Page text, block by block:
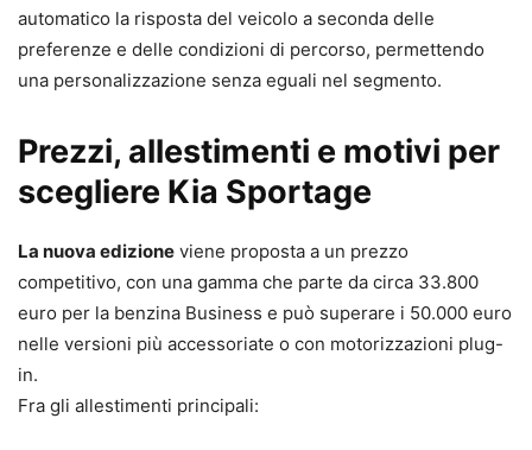
automatico la risposta del veicolo a seconda delle
preferenze e delle condizioni di percorso, permettendo
una personalizzazione senza eguali nel segmento.
Prezzi, allestimenti e motivi per
scegliere Kia Sportage
La nuova edizione viene proposta a un prezzo
competitivo, con una gamma che parte da circa 33.800
euro per la benzina Business e può superare i 50.000 euro
nelle versioni più accessoriate o con motorizzazioni plug-
in.
Fra gli allestimenti principali: